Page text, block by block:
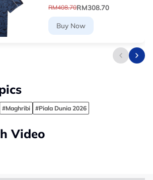
RM408.70RM308.70
Buy Now
#Maghribi #Piala Dunia 2026
Video